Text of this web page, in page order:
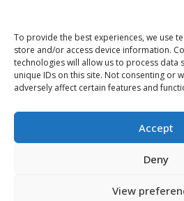
To provide the best experiences, we use
store and/or access device information.
technologies will allow us to process data
unique IDs on this site. Not consenting or
adversely affect certain features and
Accept
Deny
View
Nakšņošana
Vietas maltītei
Apskates objekti
Profesionāliem
Harju-, Rapla- & Läänemaa